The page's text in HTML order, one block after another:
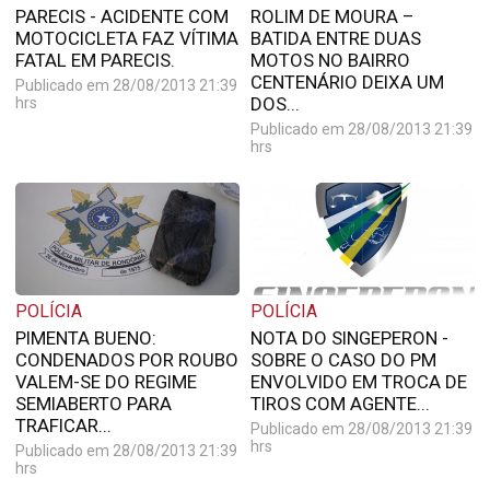
PARECIS - ACIDENTE COM
MOTOCICLETA FAZ VÍTIMA
FATAL EM PARECIS.
Publicado em 28/08/2013 21:39
hrs
ROLIM DE MOURA –
BATIDA ENTRE DUAS
MOTOS NO BAIRRO
CENTENÁRIO DEIXA UM
DOS...
Publicado em 28/08/2013 21:39
hrs
POLÍCIA
PIMENTA BUENO:
CONDENADOS POR ROUBO
VALEM-SE DO REGIME
SEMIABERTO PARA
TRAFICAR...
Publicado em 28/08/2013 21:39
hrs
POLÍCIA
NOTA DO SINGEPERON -
SOBRE O CASO DO PM
ENVOLVIDO EM TROCA DE
TIROS COM AGENTE...
Publicado em 28/08/2013 21:39
hrs